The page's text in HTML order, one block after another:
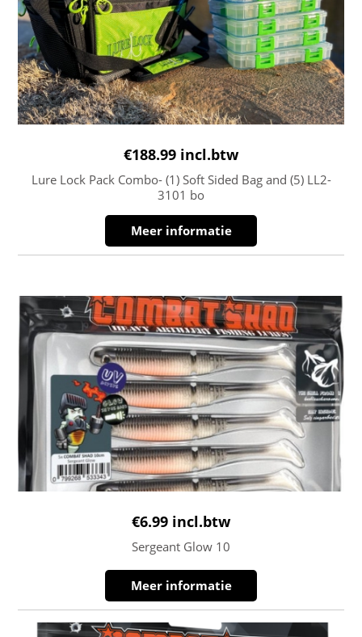
€188.99 incl.btw
Lure Lock Pack Combo- (1) Soft Sided Bag and (5) LL2-
3101 bo
Meer informatie
€6.99 incl.btw
Sergeant Glow 10
Meer informatie